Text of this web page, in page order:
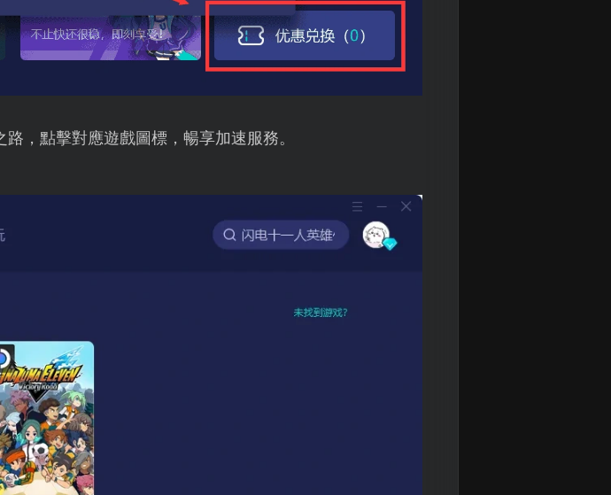
，點擊對應遊戲圖標，暢享加速服務。